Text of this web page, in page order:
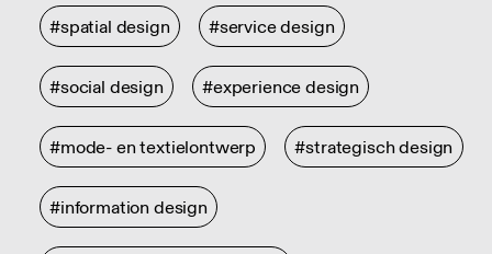
#spatial design #service design
#social design #experience design
#mode- en textielontwerp #strategisch design
#information design